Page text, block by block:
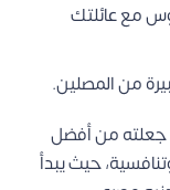
مع عائلتك
من المصلين.
جعلته من أفضل
حيث يبدأ